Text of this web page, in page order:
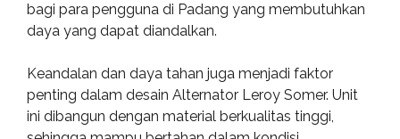
bagi para pengguna di Padang yang membutuhkan
daya yang dapat diandalkan.
Keandalan dan daya tahan juga menjadi faktor
penting dalam desain Alternator Leroy Somer. Unit
ini dibangun dengan material berkualitas tinggi,